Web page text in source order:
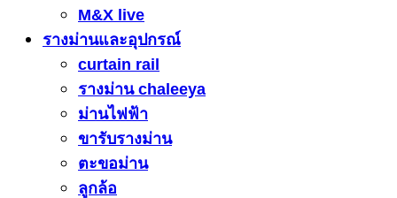
M&X live
รางม่านและอุปกรณ์
curtain rail
รางม่าน chaleeya
ม่านไฟฟ้า
ขารับรางม่าน
ตะขอม่าน
ลูกล้อ